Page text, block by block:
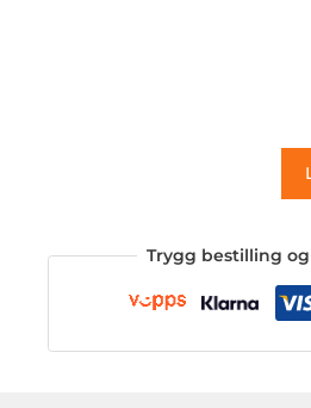
Trygg bestilling